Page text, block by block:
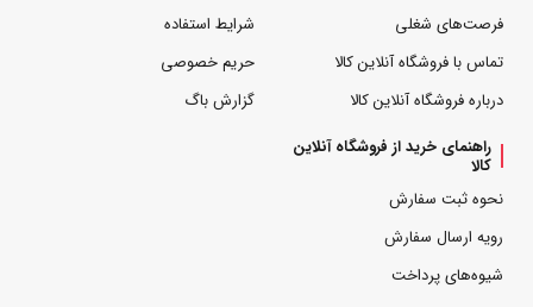
فرصت‌های شغلی
تماس با فروشگاه آنلاین کالا
درباره فروشگاه آنلاین کالا
شرایط استفاده
حریم خصوصی
گزارش باگ
راهنمای خرید از فروشگاه آنلاین
کالا
نحوه ثبت سفارش
رویه ارسال سفارش
شیوه‌های پرداخت